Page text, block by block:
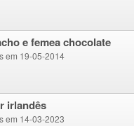
e femea chocolate
em 19-05-2014
irlandês
em 14-03-2023